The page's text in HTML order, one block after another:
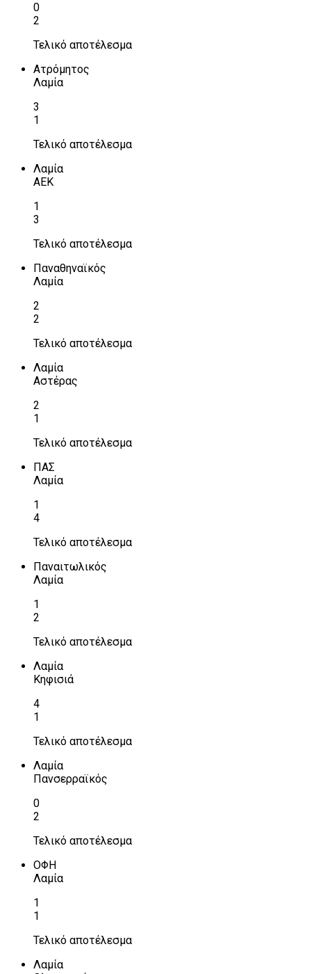
0
2
Τελικό αποτέλεσμα
Ατρόμητος
Λαμία
3
1
Τελικό αποτέλεσμα
Λαμία
ΑΕΚ
1
3
Τελικό αποτέλεσμα
Παναθηναϊκός
Λαμία
2
2
Τελικό αποτέλεσμα
Λαμία
Αστέρας
2
1
Τελικό αποτέλεσμα
ΠΑΣ
Λαμία
1
4
Τελικό αποτέλεσμα
Παναιτωλικός
Λαμία
1
2
Τελικό αποτέλεσμα
Λαμία
Κηφισιά
4
1
Τελικό αποτέλεσμα
Λαμία
Πανσερραϊκός
0
2
Τελικό αποτέλεσμα
ΟΦΗ
Λαμία
1
1
Τελικό αποτέλεσμα
Λαμία